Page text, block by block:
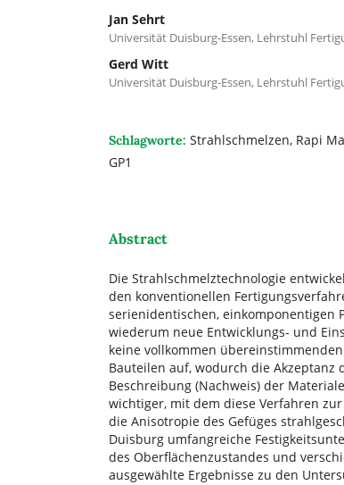
Jan Sehrt
Universität Duisburg-Essen, Lehrstuhl
Gerd Witt
Universität Duisburg-Essen, Lehrstuhl
Schlagworte:Strahlschmelzen, Rapi
GP1
Abstract
Die Strahlschmelztechnologie
den konventionellen
serienidentischen, einkomponentigen
wiederum neue Entwicklungs- und
keine vollkommen
Bauteilen auf, wodurch die
Beschreibung (Nachweis) der
wichtiger, mit dem diese Verfahren
die Anisotropie des Gefüges
Duisburg umfangreiche
des Oberflächenzustandes und
ausgewählte Ergebnisse zu den